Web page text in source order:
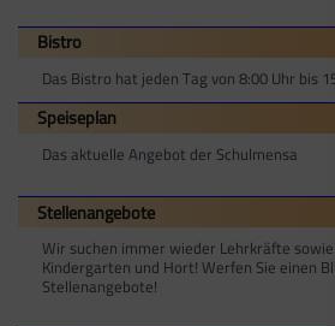
Bistro
Das Bistro hat jeden Tag von 8:00 Uhr bis
Speiseplan
Das aktuelle Angebot der Schulmensa
Stellenangebote
Wir suchen immer wieder Lehrkräfte
Kindergarten und Hort! Werfen Sie einen
Stellenangebote!